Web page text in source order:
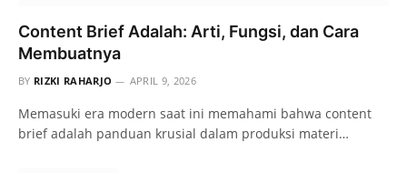
Content Brief Adalah: Arti, Fungsi, dan Cara
Membuatnya
BY RIZKI RAHARJO APRIL 9, 2026
Memasuki era modern saat ini memahami bahwa content
brief adalah panduan krusial dalam produksi materi…